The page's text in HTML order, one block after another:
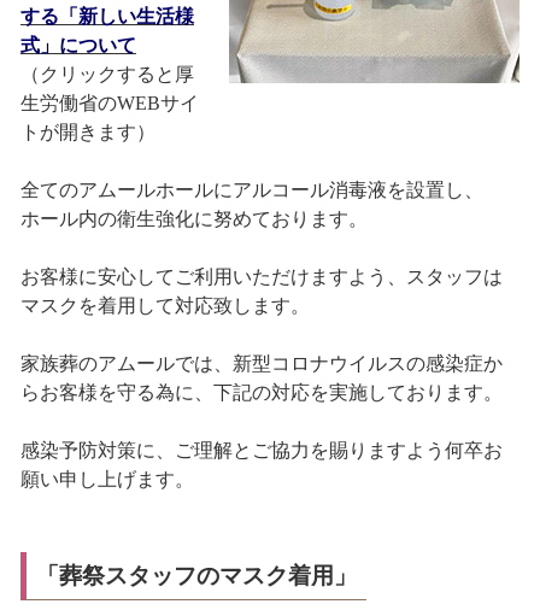
する「新しい生活様
式」について
（クリックすると厚
生労働省のWEBサイ
トが開きます）
全てのアムールホールにアルコール消毒液を設置し、
ホール内の衛生強化に努めております。
お客様に安心してご利用いただけますよう、スタッフは
マスクを着用して対応致します。
家族葬のアムールでは、新型コロナウイルスの感染症か
らお客様を守る為に、下記の対応を実施しております。
感染予防対策に、ご理解とご協力を賜りますよう何卒お
願い申し上げます。
「葬祭スタッフのマスク着用」